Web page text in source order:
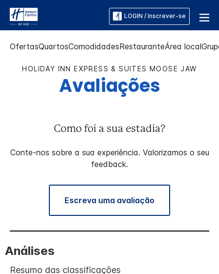
LOGIN / Inscrever-se
OfertasQuartosComodidadesRestauranteÁrea local
HOLIDAY INN EXPRESS & SUITES MOOSE JAW
Avaliações
Como foi a sua estadia?
Conte-nos sobre a sua experiência. Valorizamos o seu
feedback.
Escreva uma avaliação